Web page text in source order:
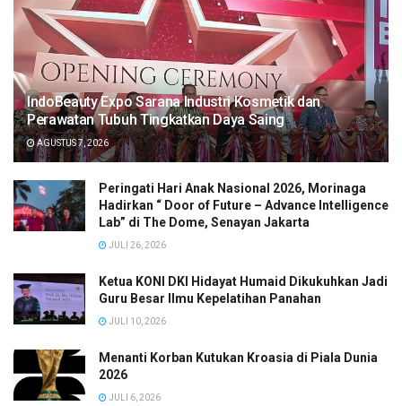
IndoBeauty Expo Sarana Industri Kosmetik dan
Perawatan Tubuh Tingkatkan Daya Saing
AGUSTUS 7, 2026
Peringati Hari Anak Nasional 2026, Morinaga
Hadirkan “ Door of Future – Advance Intelligence
Lab” di The Dome, Senayan Jakarta
JULI 26, 2026
Ketua KONI DKI Hidayat Humaid Dikukuhkan Jadi
Guru Besar Ilmu Kepelatihan Panahan
JULI 10, 2026
Menanti Korban Kutukan Kroasia di Piala Dunia
2026
JULI 6, 2026